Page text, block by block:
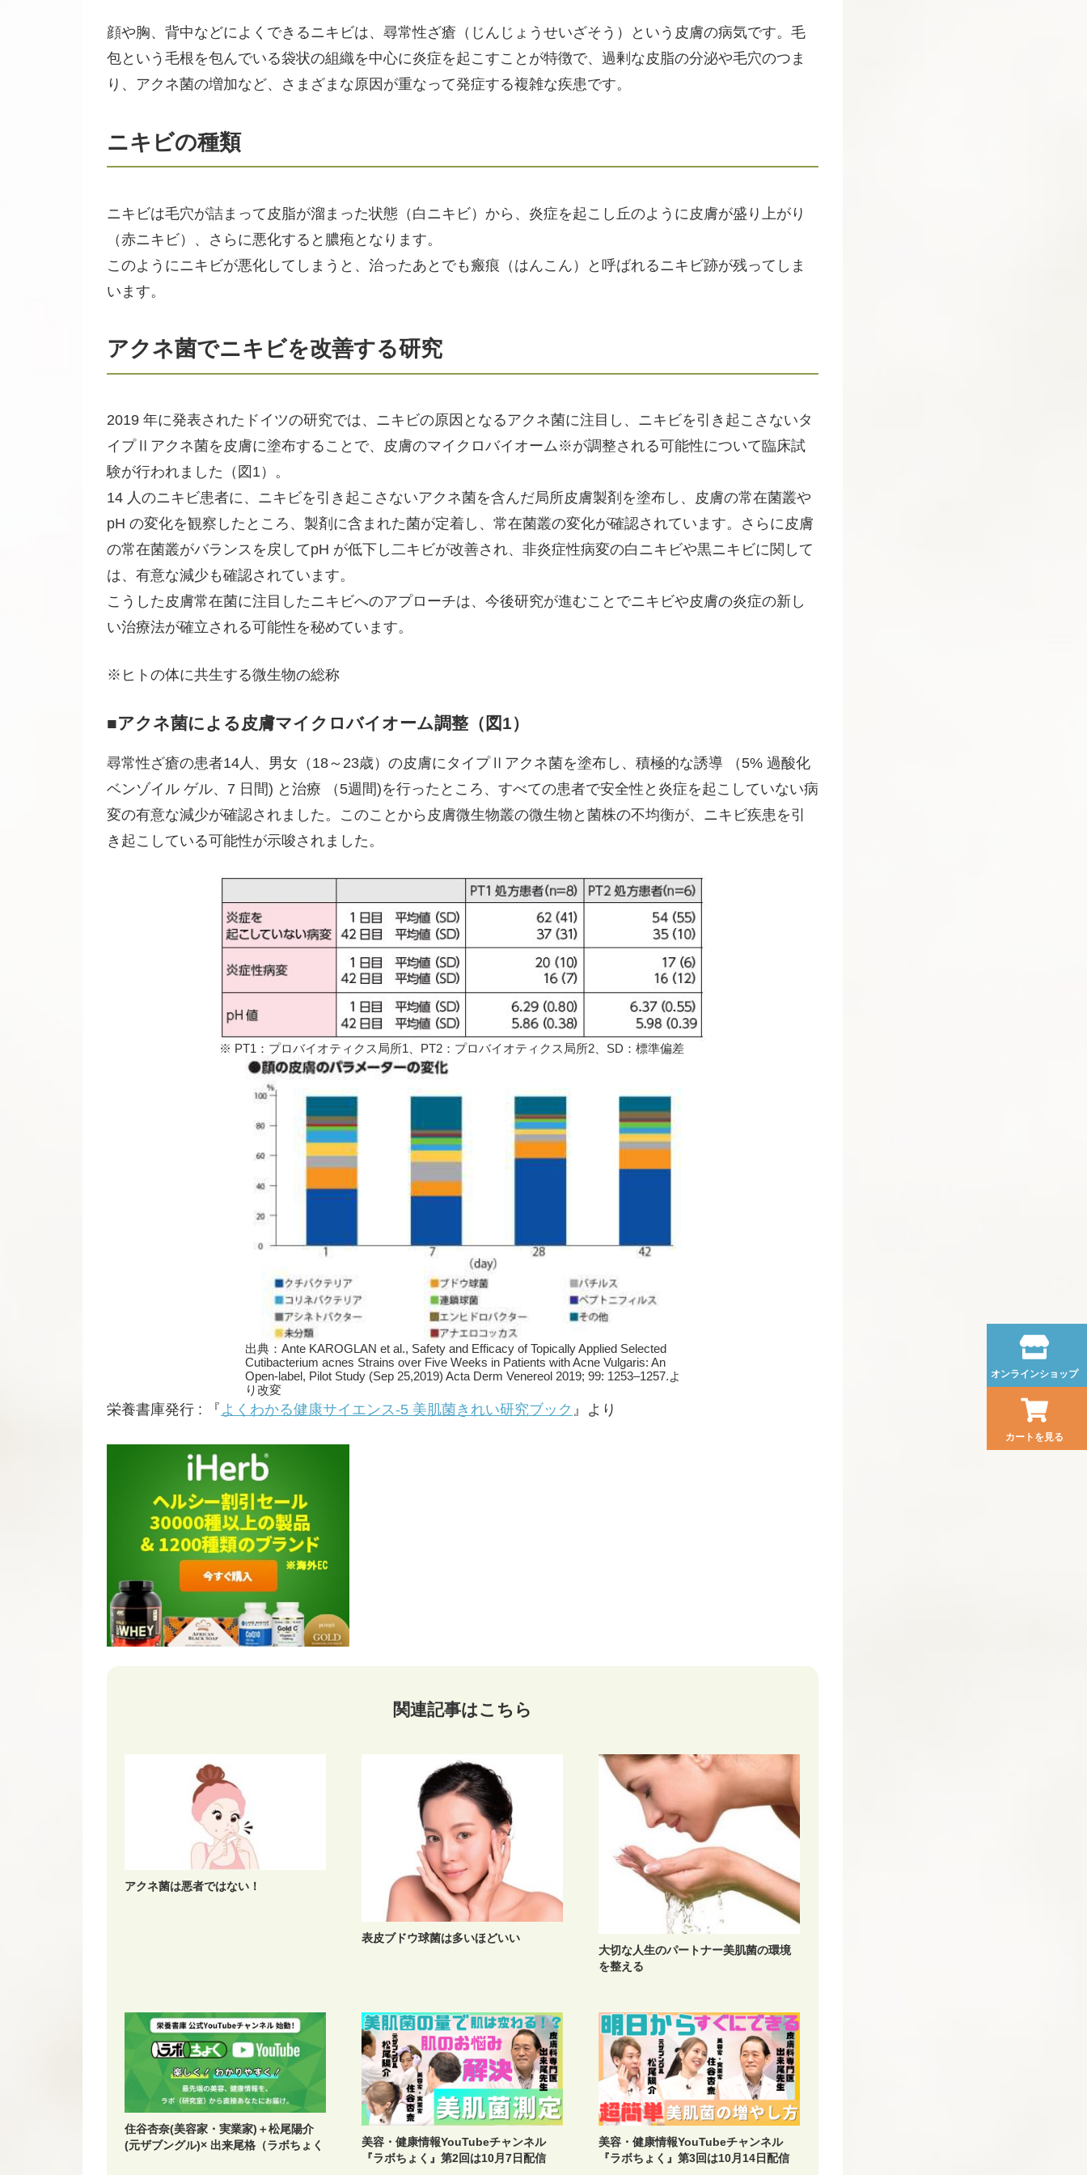
オンラインショップ
カートを見る
顔や胸、背中などによくできるニキビは、尋常性ざ瘡（じんじょうせいざそう）という皮膚の病気です。毛
包という毛根を包んでいる袋状の組織を中心に炎症を起こすことが特徴で、過剰な皮脂の分泌や毛穴のつま
り、アクネ菌の増加など、さまざまな原因が重なって発症する複雑な疾患です。
ニキビの種類
ニキビは毛穴が詰まって皮脂が溜まった状態（白ニキビ）から、炎症を起こし丘のように皮膚が盛り上がり
（赤ニキビ）、さらに悪化すると膿疱となります。
このようにニキビが悪化してしまうと、治ったあとでも瘢痕（はんこん）と呼ばれるニキビ跡が残ってしま
います。
アクネ菌でニキビを改善する研究
2019 年に発表されたドイツの研究では、ニキビの原因となるアクネ菌に注目し、ニキビを引き起こさないタ
イプⅡアクネ菌を皮膚に塗布することで、皮膚のマイクロバイオーム※が調整される可能性について臨床試
験が行われました（図1）。
14 人のニキビ患者に、ニキビを引き起こさないアクネ菌を含んだ局所皮膚製剤を塗布し、皮膚の常在菌叢や
pH の変化を観察したところ、製剤に含まれた菌が定着し、常在菌叢の変化が確認されています。さらに皮膚
の常在菌叢がバランスを戻してpH が低下し二キビが改善され、非炎症性病変の白ニキビや黒ニキビに関して
は、有意な減少も確認されています。
こうした皮膚常在菌に注目したニキビへのアプローチは、今後研究が進むことでニキビや皮膚の炎症の新し
い治療法が確立される可能性を秘めています。
※ヒトの体に共生する微生物の総称
■アクネ菌による皮膚マイクロバイオーム調整（図1）
尋常性ざ瘡の患者14人、男女（18～23歳）の皮膚にタイプⅡアクネ菌を塗布し、積極的な誘導 （5% 過酸化
ベンゾイル ゲル、7 日間) と治療 （5週間)を行ったところ、すべての患者で安全性と炎症を起こしていない病
変の有意な減少が確認されました。このことから皮膚微生物叢の微生物と菌株の不均衡が、ニキビ疾患を引
き起こしている可能性が示唆されました。
※ PT1：プロバイオティクス局所1、PT2：プロバイオティクス局所2、SD：標準偏差
出典：Ante KAROGLAN et al., Safety and Efficacy of Topically Applied Selected
Cutibacterium acnes Strains over Five Weeks in Patients with Acne Vulgaris: An
Open-label, Pilot Study (Sep 25,2019) Acta Derm Venereol 2019; 99: 1253–1257.よ
り改変
栄養書庫発行 : 『 よくわかる健康サイエンス-5 美肌菌きれい研究ブック 』より
関連記事はこちら
アクネ菌は悪者ではない！
表皮ブドウ球菌は多いほどいい
大切な人生のパートナー美肌菌の環境
を整える
住谷杏奈(美容家・実業家)＋松尾陽介
(元ザブングル)× 出来尾格（ラボちょく
美容・健康情報YouTubeチャンネル
『ラボちょく』第2回は10月7日配信
美容・健康情報YouTubeチャンネル
『ラボちょく』第3回は10月14日配信